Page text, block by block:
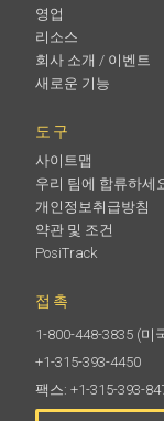
영업
리소스
회사 소개 / 이벤트
새로운 기능
도구
사이트맵
우리 팀에 합류하세
개인정보취급방침
약관 및 조건
PosiTrack
접촉
1-800-448-3835 (미
+1-315-393-4450
팩스: +1-315-393-